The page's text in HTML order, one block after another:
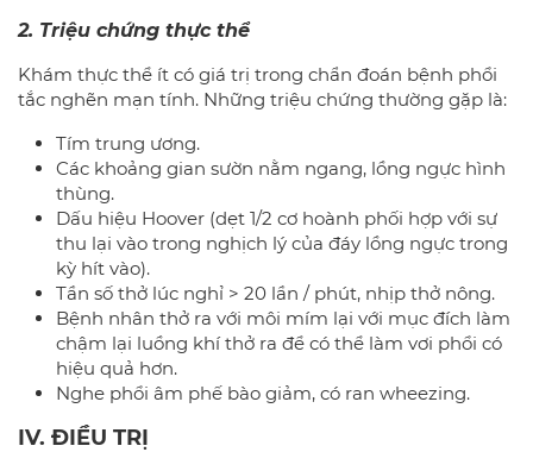
2. Triệu chứng thực thể
Khám thực thể ít có giá trị trong chẩn đoán bệnh phổi
tắc nghẽn mạn tính. Những triệu chứng thường gặp là:
Tím trung ương.
Các khoảng gian sườn nằm ngang, lồng ngực hình
thùng.
Dấu hiệu Hoover (dẹt 1/2 cơ hoành phối hợp với sự
thu lại vào trong nghịch lý của đáy lồng ngực trong
kỳ hít vào).
Tần số thở lúc nghỉ > 20 lần / phút, nhịp thở nông.
Bệnh nhân thở ra với môi mím lại với mục đích làm
chậm lại luồng khí thở ra để có thể làm vơi phổi có
hiệu quả hơn.
Nghe phổi âm phế bào giảm, có ran wheezing.
IV. ĐIỀU TRỊ